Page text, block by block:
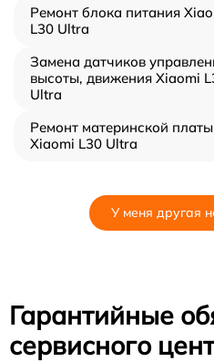
Ремонт блока питания
L30 Ultra
Замена датчиков
высоты, движения Xiaomi
Ultra
Ремонт материнской платы
Xiaomi L30 Ultra
У меня другая
Гарантийные
сервисного